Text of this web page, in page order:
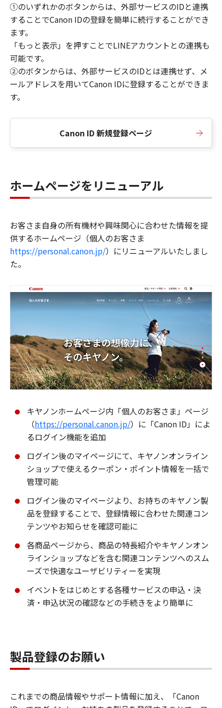
①のいずれかのボタンからは、外部サービスのIDと連携
することでCanon IDの登録を簡単に続行することができ
ます。
「もっと表示」を押すことでLINEアカウントとの連携も
可能です。
②のボタンからは、外部サービスのIDとは連携せず、メ
ールアドレスを用いてCanon IDに登録することができま
す。
Canon ID 新規登録ページ
ホームページをリニューアル
お客さま自身の所有機材や興味関心に合わせた情報を提
供するホームページ（個人のお客さま
https://personal.canon.jp/）にリニューアルいたしまし
た。
キヤノンホームページ内「個人のお客さま」ページ
（https://personal.canon.jp/）に「Canon ID」によ
るログイン機能を追加
ログイン後のマイページにて、キヤノンオンライン
ショップで使えるクーポン・ポイント情報を一括で
管理可能
ログイン後のマイページより、お持ちのキヤノン製
品を登録することで、登録情報に合わせた関連コン
テンツやお知らせを確認可能に
各商品ページから、商品の特長紹介やキヤノンオン
ラインショップなどを含む関連コンテンツへのスム
ーズで快適なユーザビリティーを実現
イベントをはじめとする各種サービスの申込・決
済・申込状況の確認などの手続きをより簡単に
製品登録のお願い
これまでの商品情報やサポート情報に加え、「Canon